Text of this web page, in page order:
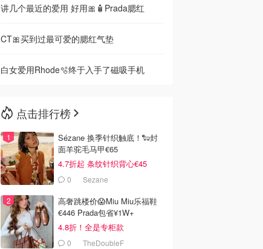
讲几个最近的爱用 好用🎀🧴Prada腮红
CT🎀买到过最可爱的腮红气垫
白女爱用Rhode🫧终于入手了磁吸手机
点击排行榜
Sézane 换季针织触底！🐑封
面羊驼毛马甲€65
4.7折起 条纹针织背心€45
0 Sezane
高奢跳楼价😱Miu Miu乐福鞋
€446 Prada包省¥1W+
4.8折！全是专柜款
0 TheDoubleF